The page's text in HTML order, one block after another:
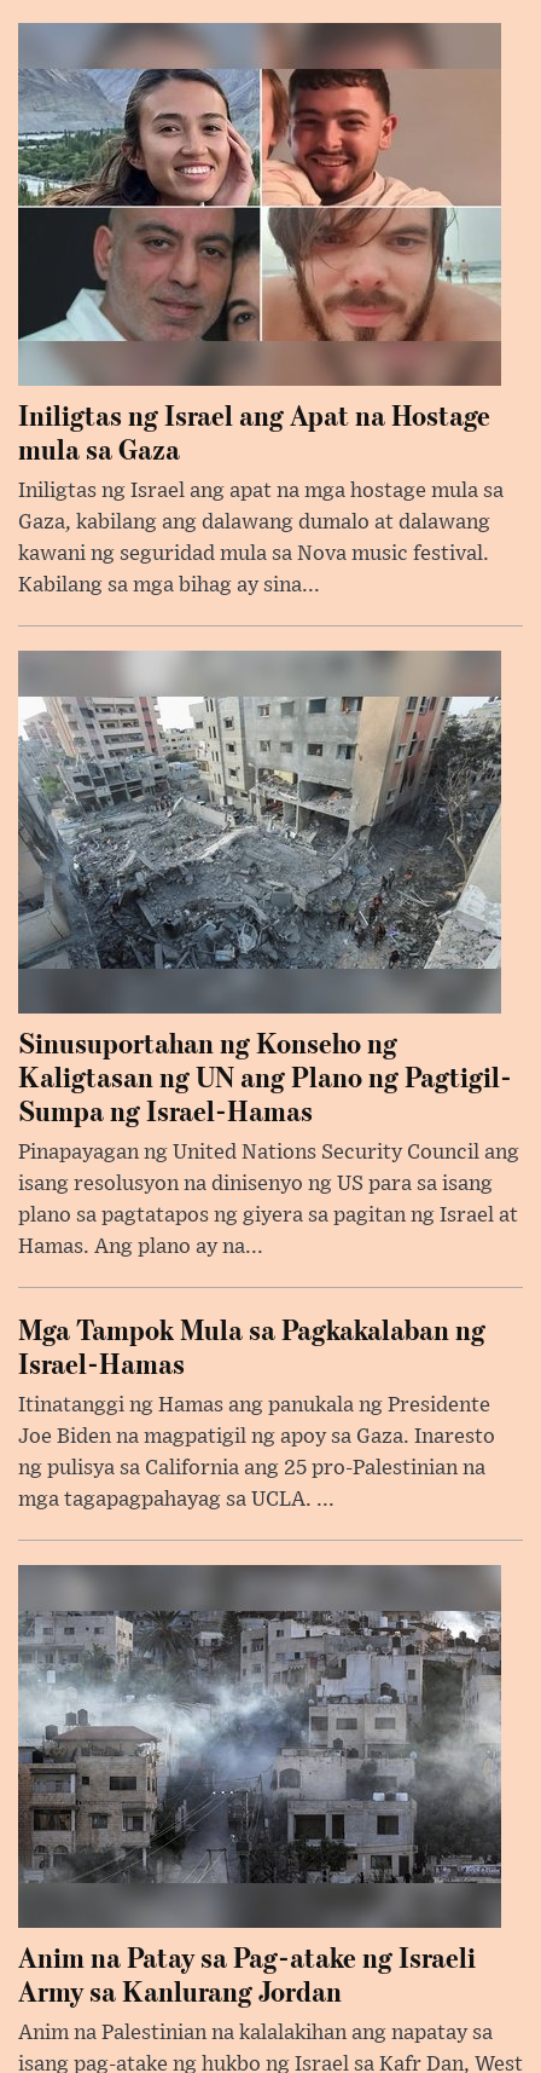
Iniligtas ng Israel ang Apat na Hostage
mula sa Gaza
Iniligtas ng Israel ang apat na mga hostage mula sa
Gaza, kabilang ang dalawang dumalo at dalawang
kawani ng seguridad mula sa Nova music festival.
Kabilang sa mga bihag ay sina...
Sinusuportahan ng Konseho ng
Kaligtasan ng UN ang Plano ng Pagtigil-
Sumpa ng Israel-Hamas
Pinapayagan ng United Nations Security Council ang
isang resolusyon na dinisenyo ng US para sa isang
plano sa pagtatapos ng giyera sa pagitan ng Israel at
Hamas. Ang plano ay na...
Mga Tampok Mula sa Pagkakalaban ng
Israel-Hamas
Itinatanggi ng Hamas ang panukala ng Presidente
Joe Biden na magpatigil ng apoy sa Gaza. Inaresto
ng pulisya sa California ang 25 pro-Palestinian na
mga tagapagpahayag sa UCLA. ...
Anim na Patay sa Pag-atake ng Israeli
Army sa Kanlurang Jordan
Anim na Palestinian na kalalakihan ang napatay sa
isang pag-atake ng hukbo ng Israel sa Kafr Dan, West